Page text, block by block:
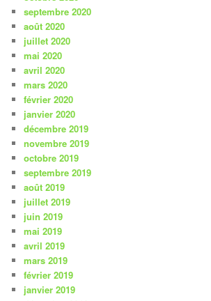
septembre 2020
août 2020
juillet 2020
mai 2020
avril 2020
mars 2020
février 2020
janvier 2020
décembre 2019
novembre 2019
octobre 2019
septembre 2019
août 2019
juillet 2019
juin 2019
mai 2019
avril 2019
mars 2019
février 2019
janvier 2019